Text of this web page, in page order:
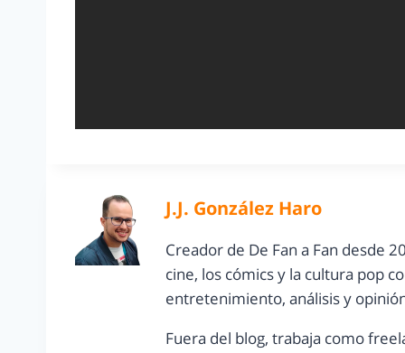
J.J. González Haro
Creador de De Fan a Fan desde
cine, los cómics y la cultura pop
entretenimiento, análisis y
Fuera del blog, trabaja como